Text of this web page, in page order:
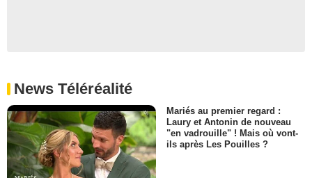
News Téléréalité
Mariés au premier regard :
Laury et Antonin de nouveau
"en vadrouille" ! Mais où vont-
ils après Les Pouilles ?